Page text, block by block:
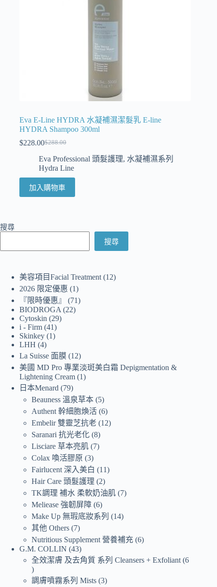
Eva E-Line HYDRA 水凝補濕潔髮乳 E-line
HYDRA Shampoo 300ml
$288.00
$228.00
Eva Professional 頭髮護理, 水凝補濕系列
Hydra Line
加入購物車
搜尋
搜尋
美容項目Facial Treatment 12
2026 限定優惠
1
『限時優惠』
71
BIODROGA
22
Cytoskin
29
i - Firm 41
Skinkey 1
LHH 4
La Suisse 面膜 12
美國 MD Pro 專業淡斑美白霜 Depigmentation &
Lightening Cream 1
日本Menard
79
Beauness 溫泉草本 5
Authent 幹細胞煥活 6
Embelir 雙靈芝抗老 12
Saranari 抗光老化 8
Lisciare 草本亮肌 7
Colax 喚活膠原 3
Fairlucent 深入美白
11
Hair Care 頭髮護理
2
TK調理 補水 柔軟奶油肌 7
Meliease 強韌屏障 6
Make Up 無瑕底妝系列
14
其他 Others 7
Nutritious Supplement 營養補充 6
G.M. COLLIN 43
全效潔膚 及去角質 系列 Cleansers + Exfoliant 6
調膚噴霧系列 Mists 3